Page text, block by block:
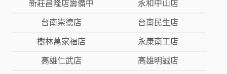
新莊昌隆店籌備中 永和中山店
台南崇德店 台南民生店
樹林萬家福店 永康南工店
高雄仁武店 高雄明誠店